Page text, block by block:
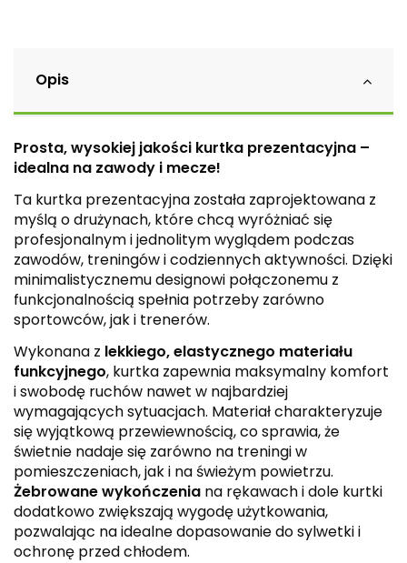
Opis
Prosta, wysokiej jakości kurtka prezentacyjna –
idealna na zawody i mecze!
Ta kurtka prezentacyjna została zaprojektowana z
myślą o drużynach, które chcą wyróżniać się
profesjonalnym i jednolitym wyglądem podczas
zawodów, treningów i codziennych aktywności. Dzięki
minimalistycznemu designowi połączonemu z
funkcjonalnością spełnia potrzeby zarówno
sportowców, jak i trenerów.
Wykonana z lekkiego, elastycznego materiału
funkcyjnego, kurtka zapewnia maksymalny komfort
i swobodę ruchów nawet w najbardziej
wymagających sytuacjach. Materiał charakteryzuje
się wyjątkową przewiewnością, co sprawia, że
świetnie nadaje się zarówno na treningi w
pomieszczeniach, jak i na świeżym powietrzu.
Żebrowane wykończenia na rękawach i dole kurtki
dodatkowo zwiększają wygodę użytkowania,
pozwalając na idealne dopasowanie do sylwetki i
ochronę przed chłodem.